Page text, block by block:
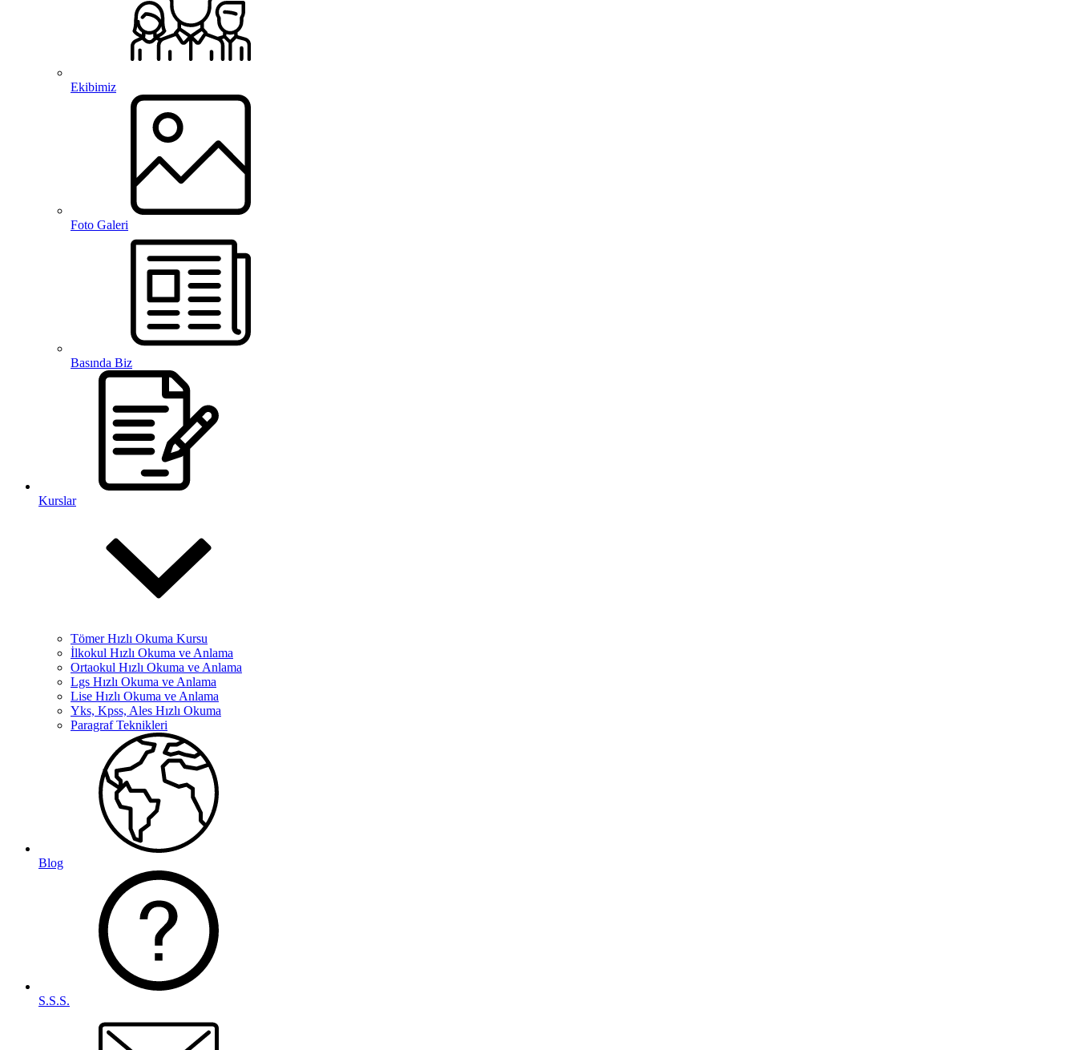
Ekibimiz
Foto Galeri
Basında Biz
Kurslar
Tömer Hızlı Okuma Kursu
İlkokul Hızlı Okuma ve Anlama
Ortaokul Hızlı Okuma ve Anlama
Lgs Hızlı Okuma ve Anlama
Lise Hızlı Okuma ve Anlama
Yks, Kpss, Ales Hızlı Okuma
Paragraf Teknikleri
Blog
S.S.S.